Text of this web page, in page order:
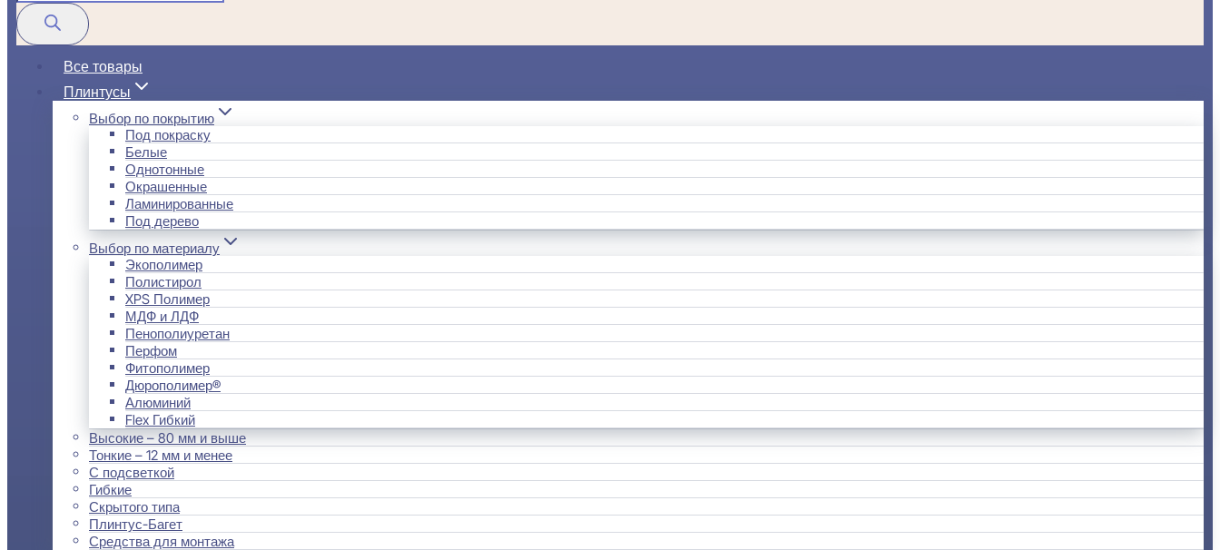
товаров
Все товары
Плинтусы
Выбор по покрытию
Под покраску
Белые
Однотонные
Окрашенные
Ламинированные
Под дерево
Выбор по материалу
Экополимер
Полистирол
XPS Полимер
МДФ и ЛДФ
Пенополиуретан
Перфом
Фитополимер
Дюрополимер®
Алюминий
Flex Гибкий
Высокие – 80 мм и выше
Тонкие – 12 мм и менее
С подсветкой
Гибкие
Скрытого типа
Плинтус-Багет
Средства для монтажа